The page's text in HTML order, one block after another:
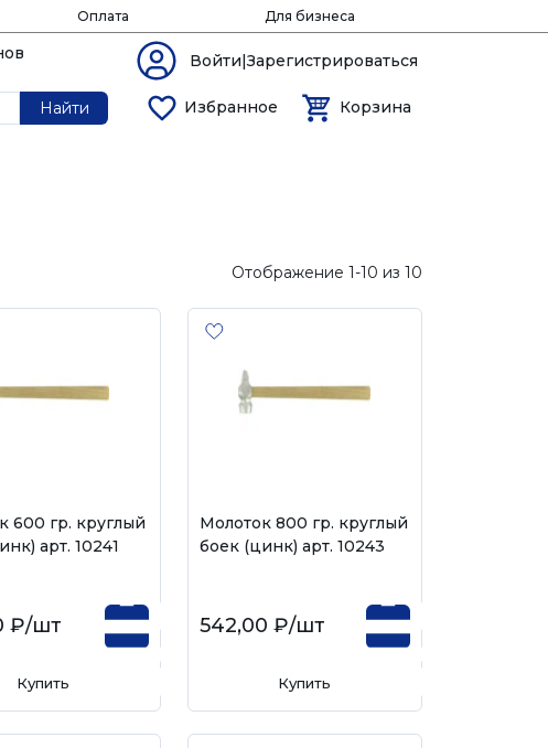
Оплата Для бизнеса
Войти|Зарегистрироваться
Найти Избранное Корзина
Отображение 1-10 из 10
600 гр. круглый
арт. 10241
₽/шт
Купить
Молоток 800 гр. круглый
боек (цинк) арт. 10243
542,00 ₽/шт
Купить